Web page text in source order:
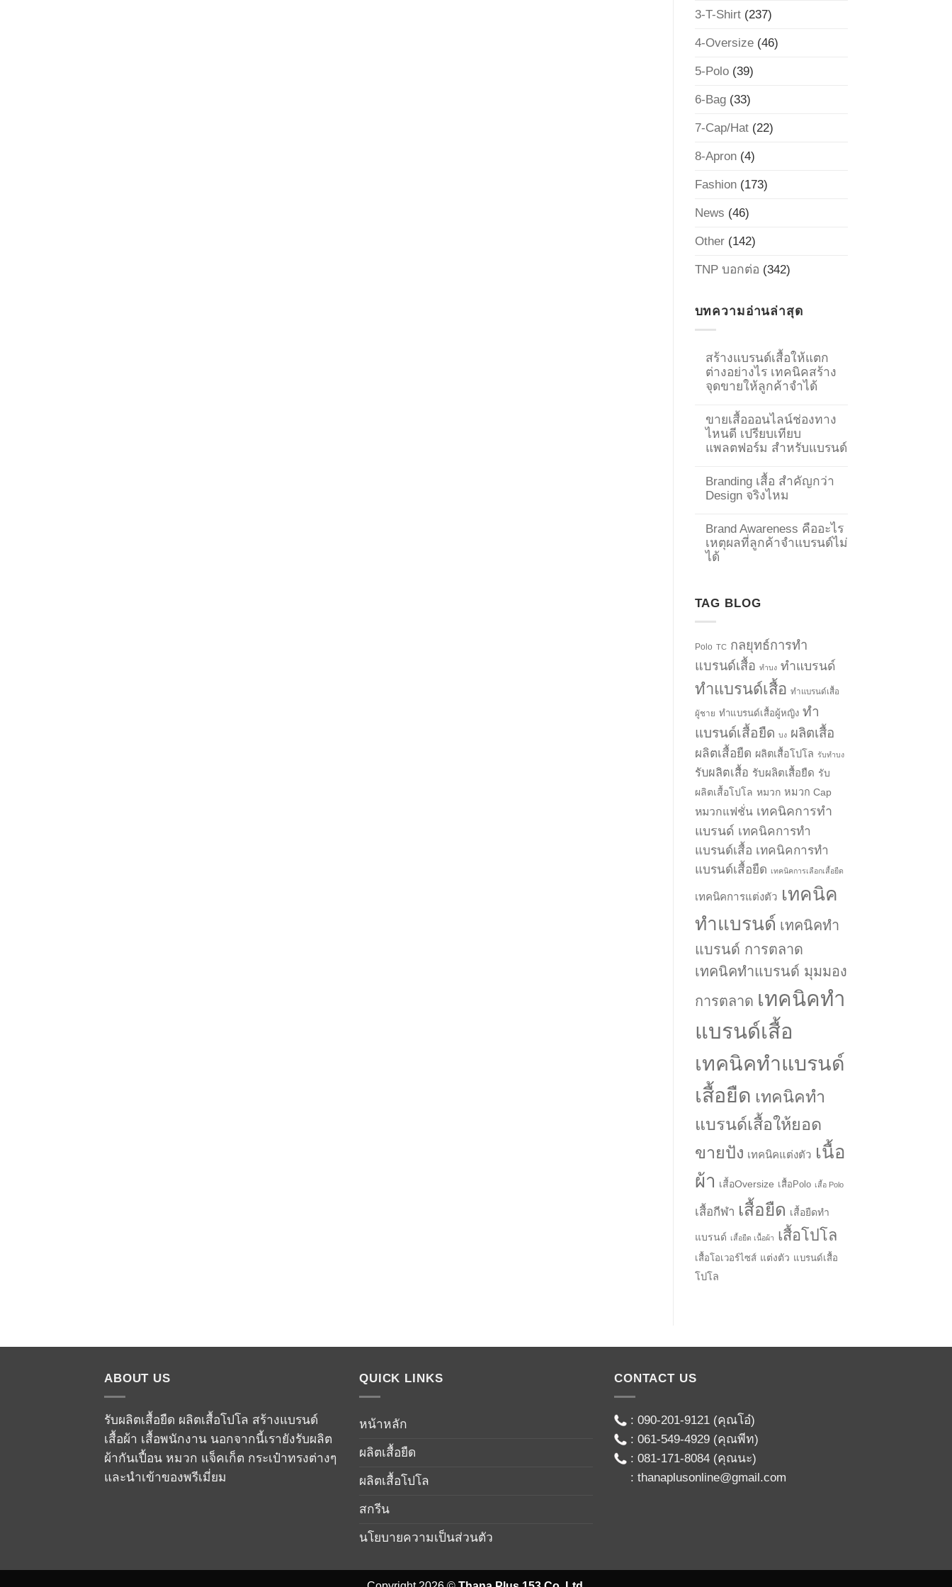
3-T-Shirt(237)
4-Oversize(46)
5-Polo(39)
6-Bag(33)
7-Cap/Hat(22)
8-Apron(4)
Fashion(173)
News (46)
Other(142)
TNP บอกต่อ (342)
บทความอ่านล่าสุด
สร้างแบรนด์เสื้อให้แตก
ต่างอย่างไร เทคนิคสร้าง
จุดขายให้ลูกค้าจำได้
ขายเสื้อออนไลน์ช่องทาง
ไหนดี เปรียบเทียบ
แพลตฟอร์ม สำหรับแบรนด์
Branding เสื้อ สำคัญกว่า
Design จริงไหม
Brand Awareness คืออะไร
เหตุผลที่ลูกค้าจำแบรนด์ไม่
ได้
TAG BLOG
Polo TC กลยุทธ์การทำ
แบรนด์เสื้อ ทำบง ทำแบรนด์
ทำแบรนด์เสื้อ ทำแบรนด์เสื้อ
ผู้ชาย ทำแบรนด์เสื้อผู้หญิง ทำ
แบรนด์เสื้อยืด บง ผลิตเสื้อ
ผลิตเสื้อยืด ผลิตเสื้อโปโล รับทำบง
รับผลิตเสื้อ รับผลิตเสื้อยืด รับ
ผลิตเสื้อโปโล หมวก หมวก Cap
หมวกแฟชั่น เทคนิคการทำ
แบรนด์ เทคนิคการทำ
แบรนด์เสื้อ เทคนิคการทำ
แบรนด์เสื้อยืด เทคนิคการเลือกเสื้อยืด
เทคนิคการแต่งตัว เทคนิค
ทำแบรนด์ เทคนิคทำ
แบรนด์ การตลาด
เทคนิคทำแบรนด์ มุมมอง
การตลาด เทคนิคทำ
แบรนด์เสื้อ
เทคนิคทำแบรนด์
เสื้อยืด เทคนิคทำ
แบรนด์เสื้อให้ยอด
ขายปัง เทคนิคแต่งตัว เนื้อ
ผ้า เสื้อOversize เสื้อPolo เสื้อ Polo
เสื้อกีฬา เสื้อยืด เสื้อยืดทำ
แบรนด์ เสื้อยืด เนื้อผ้า เสื้อโปโล
เสื้อโอเวอร์ไซส์ แต่งตัว แบรนด์เสื้อ
โปโล
ABOUT US
รับผลิตเสื้อยืด ผลิตเสื้อโปโล สร้างแบรนด์
เสื้อผ้า เสื้อพนักงาน นอกจากนี้เรายังรับผลิต
ผ้ากันเปื้อน หมวก แจ็คเก็ต กระเป๋าทรงต่างๆ
และนำเข้าของพรีเมี่ยม
QUICK LINKS
หน้าหลัก
ผลิตเสื้อยืด
ผลิตเสื้อโปโล
สกรีน
นโยบายความเป็นส่วนตัว
CONTACT US
: 090-201-9121(คุณโอ๋)
: 061-549-4929(คุณพีท)
: 081-171-8084(คุณนะ)
: thanaplusonline@gmail.com